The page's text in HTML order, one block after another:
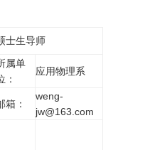
士生导师
属单
：
应用物理系
箱：
weng-
jw@163.com